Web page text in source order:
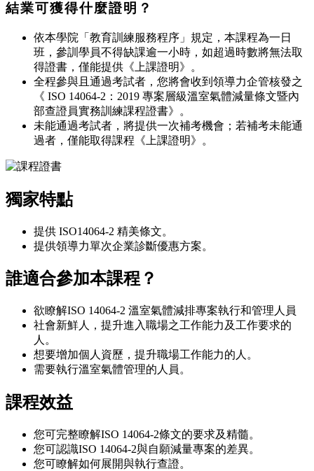
結業可獲得什麼證明？
依本學院「教育訓練服務程序」規定，本課程為一日
班，參訓學員不得缺課逾一小時，如超過時數將無法取
得證書，僅能提供《上課證明》。
全程參與且通過考試者，您將會收到領導力企管核發之
《 ISO 14064-2：2019 專案層級溫室氣體減量條文暨內
部查證員實務訓練課程證書》。
未能通過考試者，將提供一次補考機會；若補考未能通
過者，僅能取得課程《上課證明》。
獨家特點
提供 ISO14064-2 精美條文。
提供領導力單次企業診斷優惠方案。
誰適合參加本課程？
欲瞭解ISO 14064-2 溫室氣體減排專案執行和管理人員
社會新鮮人，提升進入職場之工作能力及工作要求的
人。
想要增加個人資歷，提升職場工作能力的人。
需要執行溫室氣體管理的人員。
課程效益
您可完整瞭解ISO 14064-2條文的要求及精髓。
您可認識ISO 14064-2與自願減量專案的差異。
您可瞭解如何展開與執行查證。